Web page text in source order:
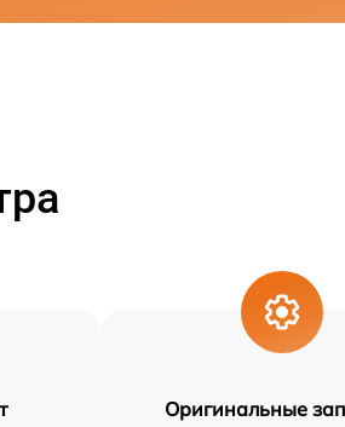
Оригинальные